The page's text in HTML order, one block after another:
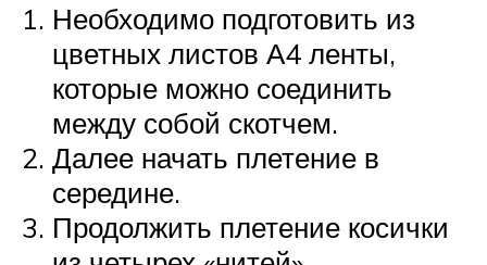
Необходимо подготовить из
цветных листов А4 ленты,
которые можно соединить
между собой скотчем.
Далее начать плетение в
середине.
Продолжить плетение косички